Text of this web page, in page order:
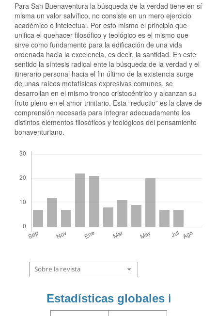
Para San Buenaventura la búsqueda de la verdad tiene en sí
misma un valor salvífico, no consiste en un mero ejercicio
académico o intelectual. Por esto mismo el principio que
unifica el quehacer filosófico y teológico es el mismo que
sirve como fundamento para la edificación de una vida
ordenada hacia la excelencia, es decir, la santidad. En este
sentido la síntesis radical ente la búsqueda de la verdad y el
itinerario personal hacia el fin último de la existencia surge
de unas raíces metafísicas expresivas comunes, se
desarrollan en el mismo tronco cristocéntrico y alcanzan su
fruto pleno en el amor trinitario. Esta “reductio” es la clave de
comprensión necesaria para integrar adecuadamente los
distintos elementos filosóficos y teológicos del pensamiento
bonaventuriano.
Sobre la revista
Estadísticas globales ℹ️